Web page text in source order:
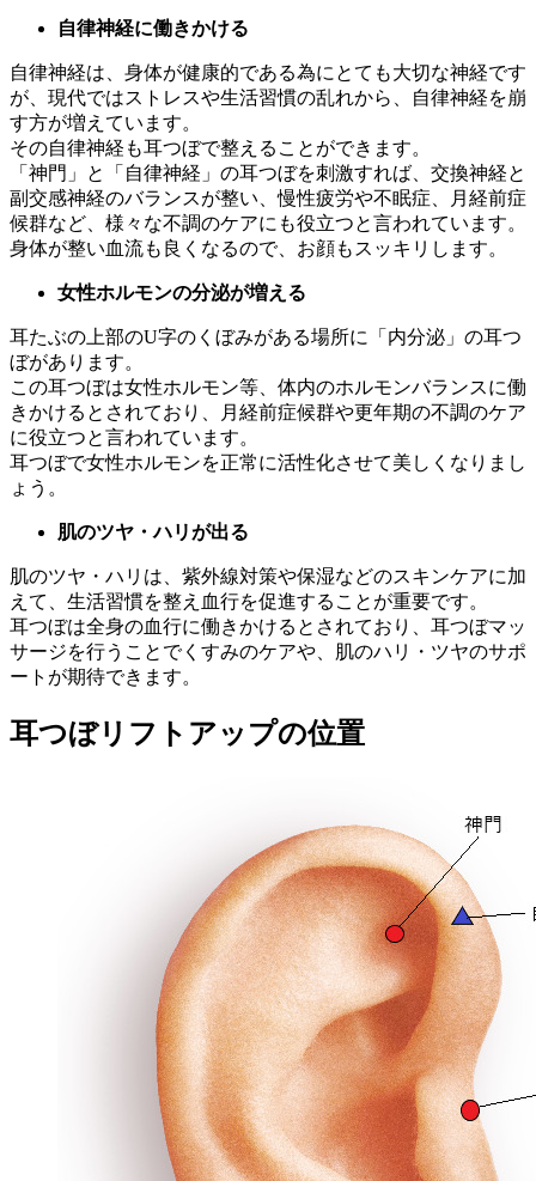
自律神経に働きかける
自律神経は、身体が健康的である為にとても大切な神経です
が、現代ではストレスや生活習慣の乱れから、自律神経を崩
す方が増えています。
その自律神経も耳つぼで整えることができます。
「神門」と「自律神経」の耳つぼを刺激すれば、交換神経と
副交感神経のバランスが整い、慢性疲労や不眠症、月経前症
候群など、様々な不調のケアにも役立つと言われています。
身体が整い血流も良くなるので、お顔もスッキリします。
女性ホルモンの分泌が増える
耳たぶの上部のU字のくぼみがある場所に「内分泌」の耳つ
ぼがあります。
この耳つぼは女性ホルモン等、体内のホルモンバランスに働
きかけるとされており、月経前症候群や更年期の不調のケア
に役立つと言われています。
耳つぼで女性ホルモンを正常に活性化させて美しくなりまし
ょう。
肌のツヤ・ハリが出る
肌のツヤ・ハリは、紫外線対策や保湿などのスキンケアに加
えて、生活習慣を整え血行を促進することが重要です。
耳つぼは全身の血行に働きかけるとされており、耳つぼマッ
サージを行うことでくすみのケアや、肌のハリ・ツヤのサポ
ートが期待できます。
耳つぼリフトアップの位置